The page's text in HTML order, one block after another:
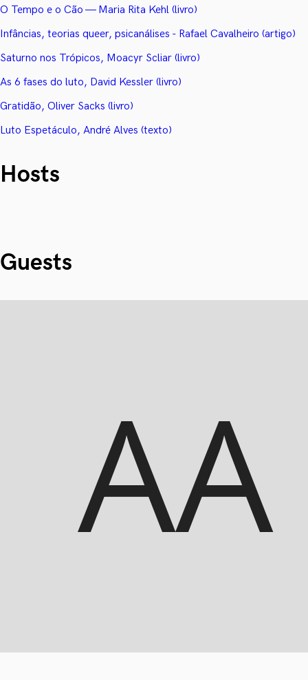
O Tempo e o Cão — Maria Rita Kehl (livro)
Infâncias, teorias queer, psicanálises - Rafael Cavalheiro (artigo)
Saturno nos Trópicos, Moacyr Scliar (livro)
As 6 fases do luto, David Kessler (livro)
Gratidão, Oliver Sacks (livro)
Luto Espetáculo, André Alves (texto)
Hosts
Guests